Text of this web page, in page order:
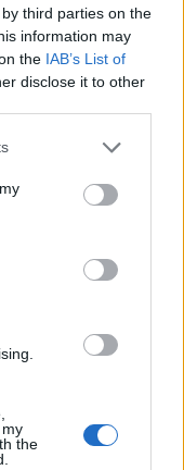
third parties on the
information may
the IAB’s List of
disclose it to other
or more Google
You may click to
party tags to
in below Google
the
foto
+39
news